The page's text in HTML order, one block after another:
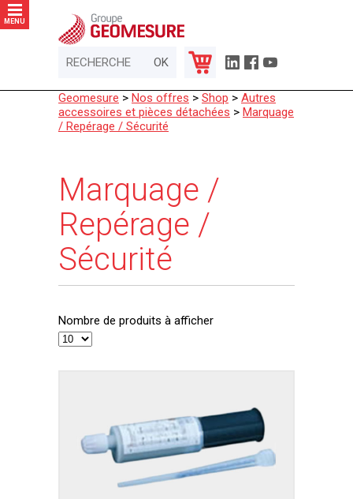
MENU
Geomesure > Nos offres > Shop > Autres
accessoires et pièces détachées > Marquage
/ Repérage / Sécurité
Marquage /
Repérage /
Sécurité
Nombre de produits à afficher
Panneau de gestion des cookies